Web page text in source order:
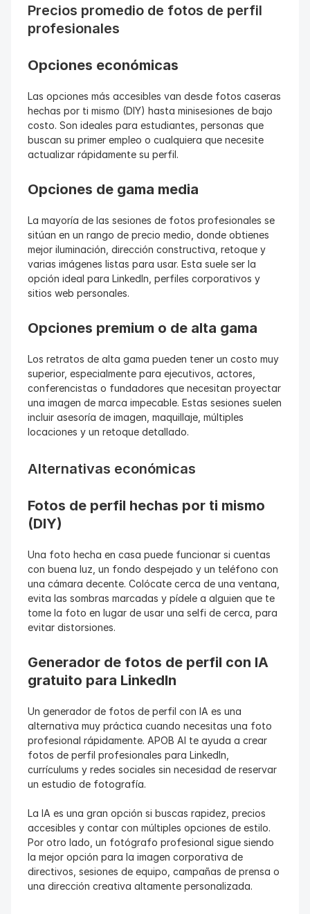
Precios promedio de fotos de perfil
profesionales
Opciones económicas
Las opciones más accesibles van desde fotos caseras
hechas por ti mismo (DIY) hasta minisesiones de bajo
costo. Son ideales para estudiantes, personas que
buscan su primer empleo o cualquiera que necesite
actualizar rápidamente su perfil.
Opciones de gama media
La mayoría de las sesiones de fotos profesionales se
sitúan en un rango de precio medio, donde obtienes
mejor iluminación, dirección constructiva, retoque y
varias imágenes listas para usar. Esta suele ser la
opción ideal para LinkedIn, perfiles corporativos y
sitios web personales.
Opciones premium o de alta gama
Los retratos de alta gama pueden tener un costo muy
superior, especialmente para ejecutivos, actores,
conferencistas o fundadores que necesitan proyectar
una imagen de marca impecable. Estas sesiones suelen
incluir asesoría de imagen, maquillaje, múltiples
locaciones y un retoque detallado.
Alternativas económicas
Fotos de perfil hechas por ti mismo
(DIY)
Una foto hecha en casa puede funcionar si cuentas
con buena luz, un fondo despejado y un teléfono con
una cámara decente. Colócate cerca de una ventana,
evita las sombras marcadas y pídele a alguien que te
tome la foto en lugar de usar una selfi de cerca, para
evitar distorsiones.
Generador de fotos de perfil con IA
gratuito para LinkedIn
Un generador de fotos de perfil con IA es una
alternativa muy práctica cuando necesitas una foto
profesional rápidamente. APOB AI te ayuda a crear
fotos de perfil profesionales para LinkedIn,
currículums y redes sociales sin necesidad de reservar
un estudio de fotografía.
La IA es una gran opción si buscas rapidez, precios
accesibles y contar con múltiples opciones de estilo.
Por otro lado, un fotógrafo profesional sigue siendo
la mejor opción para la imagen corporativa de
directivos, sesiones de equipo, campañas de prensa o
una dirección creativa altamente personalizada.